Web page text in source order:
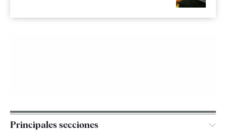
Principales secciones